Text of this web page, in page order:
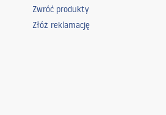
Zwróć produkty
Złóż reklamację